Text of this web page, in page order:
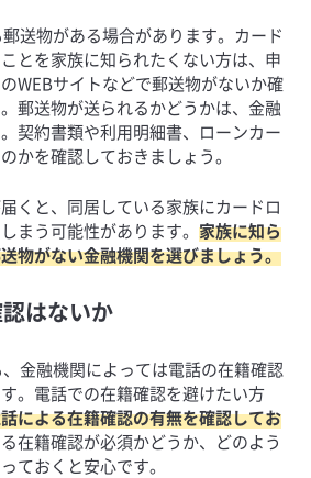
送物がある場合があります。カード
とを家族に知られたくない方は、申
WEBサイトなどで郵送物がないか確
郵送物が送られるかどうかは、金融
契約書類や利用明細書、ローンカー
かを確認しておきましょう。
くと、同居している家族にカードロ
まう可能性があります。 家族に知ら
物がない金融機関を選びましょう。
はないか
金融機関によっては電話の在籍確認
。電話での在籍確認を避けたい方
による在籍確認の有無を確認してお
在籍確認が必須かどうか、どのよう
ておくと安心です。